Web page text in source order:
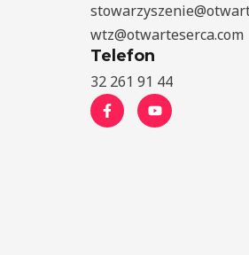
wtz@otwarteserca.com
Telefon
32 261 91 44
F
a
c
Y
o
u